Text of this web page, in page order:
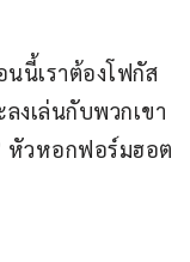
นี้เราต้องโฟกัส
งเล่นกับพวกเขา
หัวหอกฟอร์มฮอต